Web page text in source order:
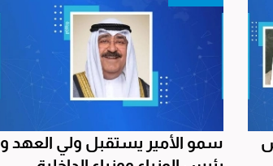
سمو الأمير يستقبل ولي العهد و